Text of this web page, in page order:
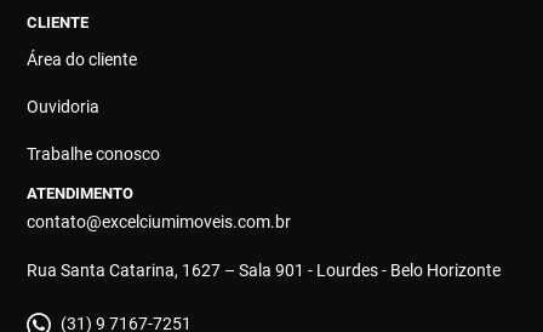
CLIENTE
Área do cliente
Ouvidoria
Trabalhe conosco
ATENDIMENTO
contato@excelciumimoveis.com.br
Rua Santa Catarina, 1627 – Sala 901 - Lourdes - Belo Horizonte
(31) 9 7167-7251